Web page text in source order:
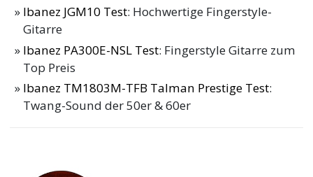
Ibanez JGM10 Test: Hochwertige Fingerstyle-
Gitarre
Ibanez PA300E-NSL Test: Fingerstyle Gitarre zum
Top Preis
Ibanez TM1803M-TFB Talman Prestige Test:
Twang-Sound der 50er & 60er